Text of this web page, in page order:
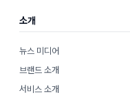
소개
뉴스 미디어
브랜드 소개
서비스 소개